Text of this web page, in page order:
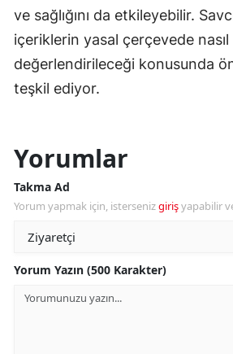
ve sağlığını da etkileyebilir.
içeriklerin yasal çerçevede nasıl
değerlendirileceği konusunda
teşkil ediyor.
Yorumlar
Takma Ad
Yorum yapmak için, istersenizgirişyapabilir
Yorum Yazın (500 Karakter)